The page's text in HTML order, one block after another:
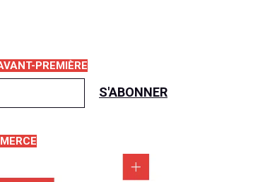
PREMIÈRE